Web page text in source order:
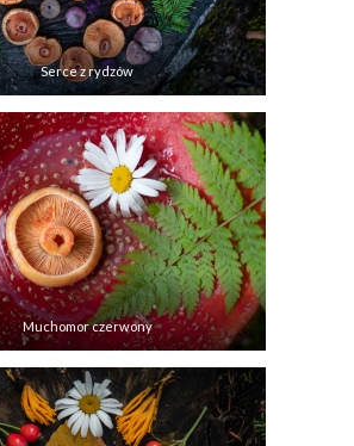
Serce z rydzów
Muchomor czerwony